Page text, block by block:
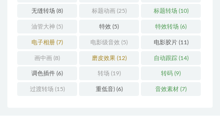
无缝转场 (8) 标题动画 (25) 标题转场 (10)
油管大神 (5) 特效 (5) 特效转场 (6)
电子相册 (7) 电影级音效 (5) 电影胶片(11)
画中画 (8) 磨皮效果(12) 自动跟踪(14)
调色插件 (6) 转场 (19) 转码 (9)
过渡转场 (15) 重低音)(6) 音效素材 (7)